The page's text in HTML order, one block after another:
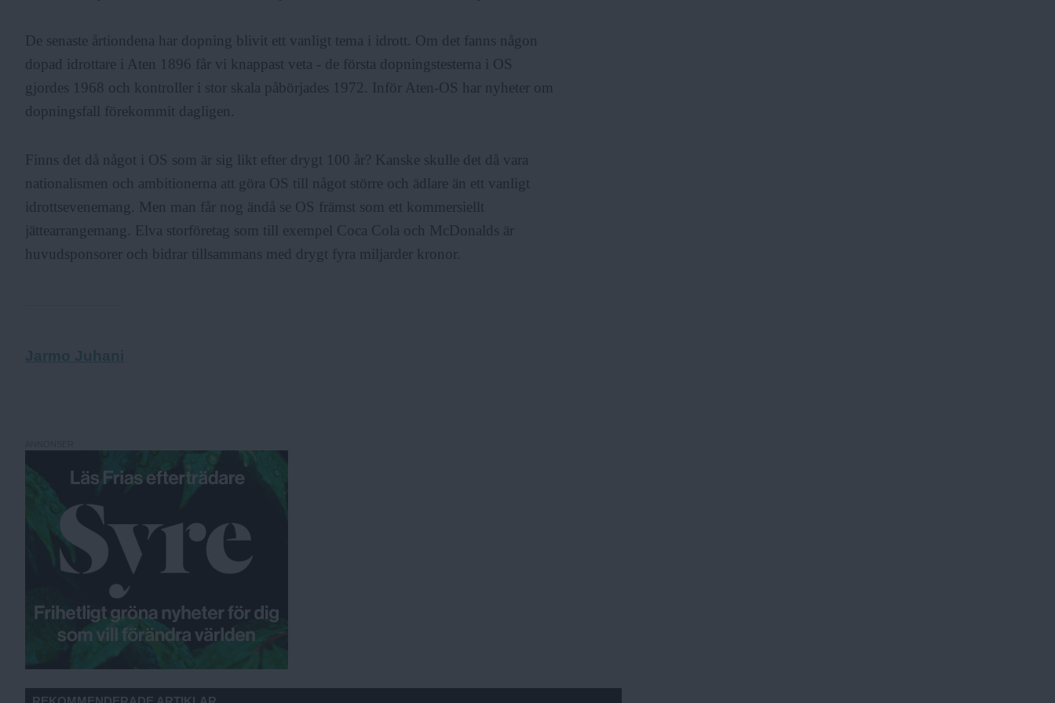
De senaste årtiondena har dopning blivit ett vanligt tema i idrott. Om det fanns någon
dopad idrottare i Aten 1896 får vi knappast veta - de första dopningstesterna i OS
gjordes 1968 och kontroller i stor skala påbörjades 1972. Inför Aten-OS har nyheter om
dopningsfall förekommit dagligen.
Finns det då något i OS som är sig likt efter drygt 100 år? Kanske skulle det då vara
nationalismen och ambitionerna att göra OS till något större och ädlare än ett vanligt
idrottsevenemang. Men man får nog ändå se OS främst som ett kommersiellt
jättearrangemang. Elva storföretag som till exempel Coca Cola och McDonalds är
huvudsponsorer och bidrar tillsammans med drygt fyra miljarder kronor.
Jarmo Juhani